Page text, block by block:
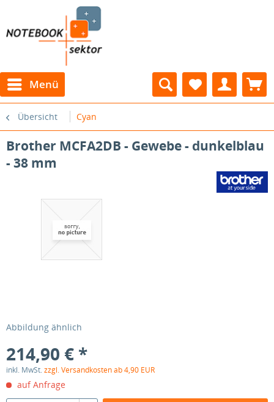
Menü
Übersicht Cyan
Brother MCFA2DB - Gewebe - dunkelblau
- 38 mm
Abbildung ähnlich
214,90 € *
inkl. MwSt.zzgl. Versandkosten ab 4,90 EUR
auf Anfrage